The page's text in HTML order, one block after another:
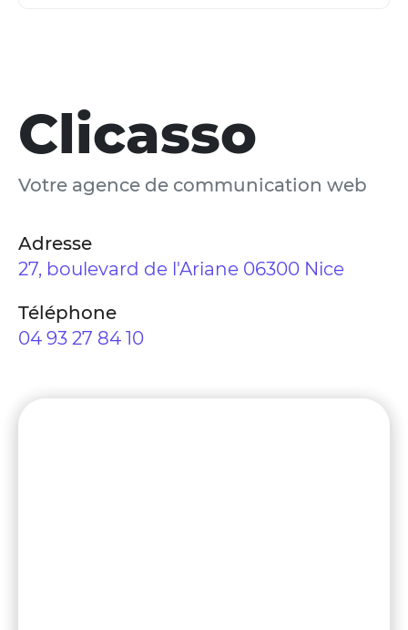
Clicasso
Votre agence de communication web
Adresse
27, boulevard de l'Ariane 06300 Nice
Téléphone
04 93 27 84 10